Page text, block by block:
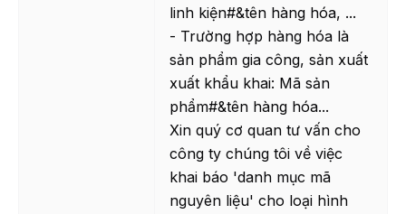
linh kiện#&tên hàng hóa, ...
- Trường hợp hàng hóa là
sản phẩm gia công, sản xuất
xuất khẩu khai: Mã sản
phẩm#&tên hàng hóa...
Xin quý cơ quan tư vấn cho
công ty chúng tôi về việc
khai báo 'danh mục mã
nguyên liệu' cho loại hình